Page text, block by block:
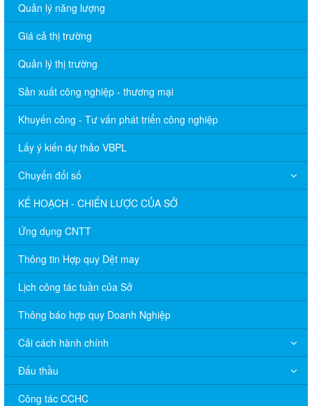
Quản lý năng lượng
Giá cả thị trường
Quản lý thị trường
Sản xuất công nghiệp - thương mại
Khuyến công - Tư vấn phát triển công nghiệp
Lấy ý kiến dự thảo VBPL
Chuyển đổi số
KẾ HOẠCH - CHIẾN LƯỢC CỦA SỞ
Ứng dụng CNTT
Thông tin Hợp quy Dệt may
Lịch công tác tuần của Sở
Thông báo hợp quy Doanh Nghiệp
Cải cách hành chính
Đấu thầu
Công tác CCHC